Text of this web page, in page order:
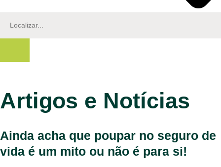
Artigos e Notícias
Ainda acha que poupar no seguro de
vida é um mito ou não é para si!